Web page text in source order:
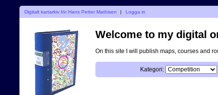
Digitalt kartarkiv för Hans Petter Mathisen | Logga in
Welcome to my digital
On this site I will publish maps, courses and
Kategori: